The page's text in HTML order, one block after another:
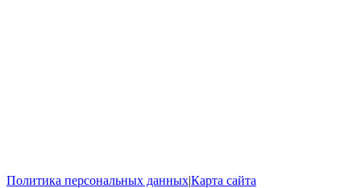
Политика персональных данных|Карта сайта